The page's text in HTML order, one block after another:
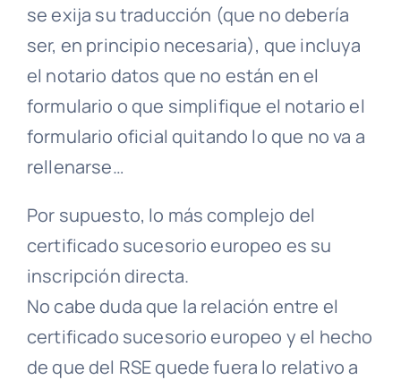
se exija su traducción (que no debería
ser, en principio necesaria), que incluya
el notario datos que no están en el
formulario o que simplifique el notario el
formulario oficial quitando lo que no va a
rellenarse…
Por supuesto, lo más complejo del
certificado sucesorio europeo es su
inscripción directa.
No cabe duda que la relación entre el
certificado sucesorio europeo y el hecho
de que del RSE quede fuera lo relativo a